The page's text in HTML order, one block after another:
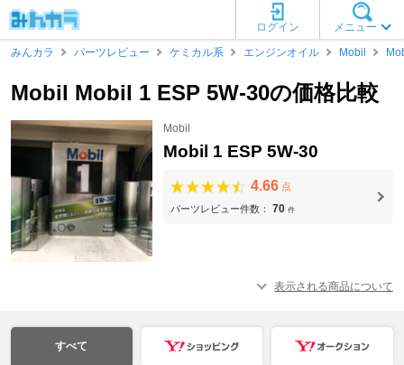
メニュー
ログイン
みんカラ
パーツレビュー ケミカル系 エンジンオイル Mobil
Mobil Mobil 1 ESP 5W-30の価格比較
Mobil
Mobil 1 ESP 5W-30
4.66 点
パーツレビュー件数： 70 件
表示される商品について
すべて